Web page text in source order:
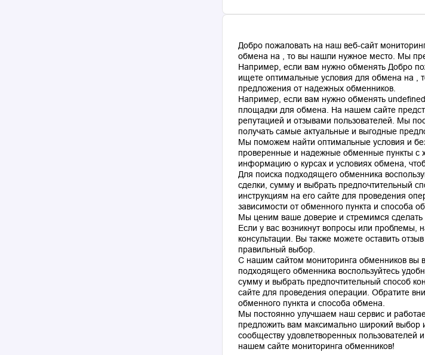
Добро пожаловать на наш веб-сайт
обмена на , то вы нашли нужное место. Мы
Например, если вам нужно обменять Добро
ищете оптимальные условия для обмена на ,
предложения от надежных обменников.
Например, если вам нужно обменять
площадки для обмена. На нашем сайте
репутацией и отзывами пользователей. Мы
получать самые актуальные и выгодные
Мы поможем найти оптимальные условия и
проверенные и надежные обменные пункты с
информацию о курсах и условиях обмена,
Для поиска подходящего обменника
сделки, сумму и выбрать предпочтительный
инструкциям на его сайте для проведения
зависимости от обменного пункта и способа
Мы ценим ваше доверие и стремимся
Если у вас возникнут вопросы или проблемы,
консультации. Вы также можете оставить
правильный выбор.
С нашим сайтом мониторинга обменников вы
подходящего обменника воспользуйтесь
сумму и выбрать предпочтительный способ
сайте для проведения операции. Обратите
обменного пункта и способа обмена.
Мы постоянно улучшаем наш сервис и
предложить вам максимально широкий выбор
сообществу удовлетворенных